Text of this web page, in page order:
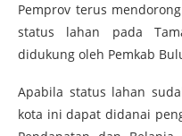
Pemprov terus
status lahan pada
didukung oleh Pemkab
Apabila status lahan
kota ini dapat didanai